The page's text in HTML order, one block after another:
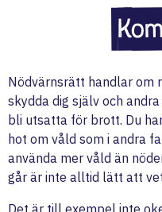
Nödvärnsrätt handlar
skydda dig själv och
bli utsatta för brott. Du
hot om våld som i andra
använda mer våld än
går är inte alltid lätt att
Det är till exempel inte